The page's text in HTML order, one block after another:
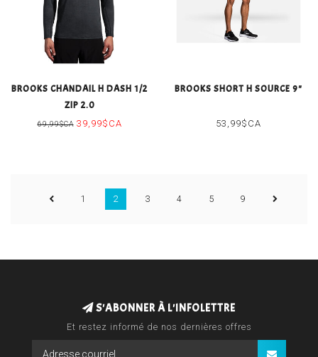
BROOKS CHANDAIL H DASH 1/2
ZIP 2.0
69,99$CA39,99$CA
BROOKS SHORT H SOURCE 9"
53,99$CA
1 2 3 4 5 9
S'ABONNER À L'INFOLETTRE
Et restez informé de nos dernières offres